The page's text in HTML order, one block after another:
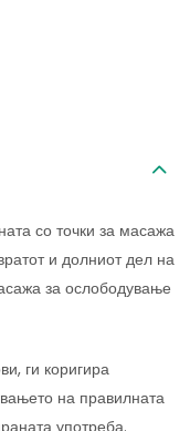
со точки за масажа
и долниот дел на
за ослободување
ги коригира
на правилната